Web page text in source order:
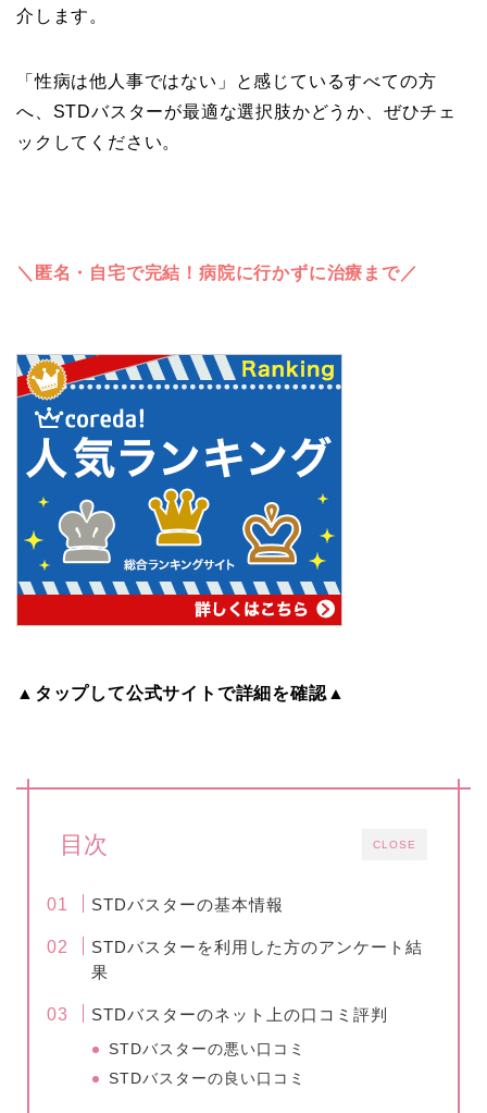
介します。
「性病は他人事ではない」と感じているすべての方
へ、STDバスターが最適な選択肢かどうか、ぜひチェ
ックしてください。
＼匿名・自宅で完結！病院に行かずに治療まで／
▲タップして公式サイトで詳細を確認▲
CLOSE
目次
STDバスターの基本情報
STDバスターを利用した方のアンケート結
果
STDバスターのネット上の口コミ評判
STDバスターの悪い口コミ
STDバスターの良い口コミ